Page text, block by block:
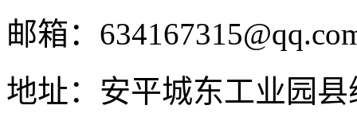
邮箱：
地址：安平城东工业园县